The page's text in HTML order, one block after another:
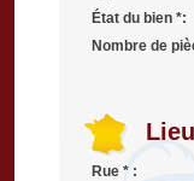
État du bien *:
Nombre de
Rue * :